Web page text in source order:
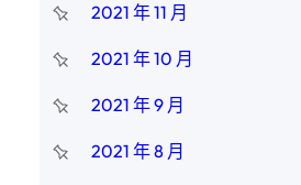
2021 年 11 月
2021 年 10 月
2021 年 9 月
2021 年 8 月